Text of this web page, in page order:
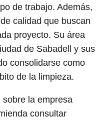
de trabajo. Además,
calidad que buscan
proyecto. Su área
de Sabadell y sus
consolidarse como
de la limpieza.
la empresa
consultar